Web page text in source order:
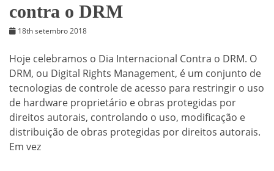
contra o DRM
18th setembro 2018
Hoje celebramos o Dia Internacional Contra o DRM. O
DRM, ou Digital Rights Management, é um conjunto de
tecnologias de controle de acesso para restringir o uso
de hardware proprietário e obras protegidas por
direitos autorais, controlando o uso, modificação e
distribuição de obras protegidas por direitos autorais.
Em vez